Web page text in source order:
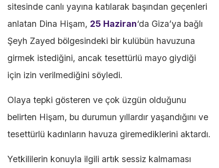
sitesinde canlı yayına katılarak başından geçenleri
anlatan Dina Hişam, 25 Haziran‘da Giza’ya bağlı
Şeyh Zayed bölgesindeki bir kulübün havuzuna
girmek istediğini, ancak tesettürlü mayo giydiği
için izin verilmediğini söyledi.
Olaya tepki gösteren ve çok üzgün olduğunu
belirten Hişam, bu durumun yıllardır yaşandığını ve
tesettürlü kadınların havuza giremediklerini aktardı.
Yetkililerin konuyla ilgili artık sessiz kalmaması